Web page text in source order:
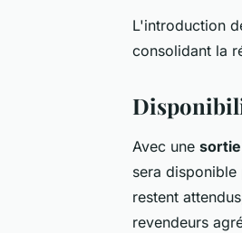
L'introduction
consolidant la
Avec une
sera
restent
revendeurs